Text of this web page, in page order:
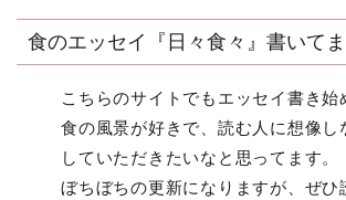
食のエッセイ『日々食々』書いて
こちらのサイトでもエッセイ書き始
食の風景が好きで、読む人に想像し
していただきたいなと思ってます。
ぼちぼちの更新になりますが、ぜひ